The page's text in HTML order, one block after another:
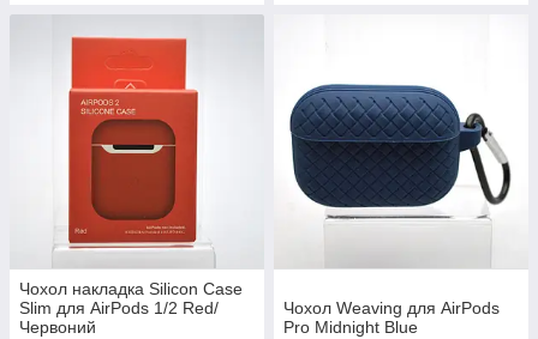
Чохол накладка Silicon Case
Slim для AirPods 1/2 Red/
Червоний
Чохол Weaving для AirPods
Pro Midnight Blue